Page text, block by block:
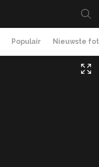
Populair Nieuwste